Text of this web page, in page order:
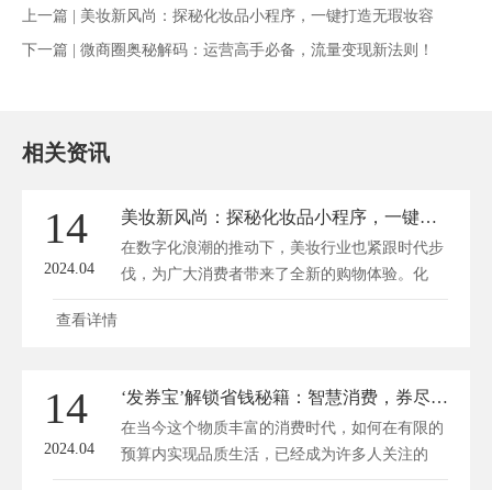
上一篇 | 美妆新风尚：探秘化妆品小程序，一键打造无瑕妆容
下一篇 | 微商圈奥秘解码：运营高手必备，流量变现新法则！
相关资讯
14
2024.04
美妆新风尚：探秘化妆品小程序，一键打造无瑕妆容
在数字化浪潮的推动下，美妆行业也紧跟时代步
伐，为广大消费者带来了全新的购物体验。化
妆...
查看详情
14
2024.04
‘发券宝’解锁省钱秘籍：智慧消费，券尽其用！
在当今这个物质丰富的消费时代，如何在有限的
预算内实现品质生活，已经成为许多人关注的
焦...